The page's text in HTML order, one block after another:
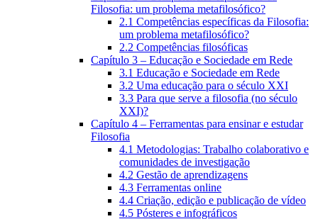
Filosofia: um problema metafilosófico?
2.1 Competências específicas da Filosofia:
um problema metafilosófico?
2.2 Competências filosóficas
Capítulo 3 – Educação e Sociedade em Rede
3.1 Educação e Sociedade em Rede
3.2 Uma educação para o século XXI
3.3 Para que serve a filosofia (no século
XXI)?
Capítulo 4 – Ferramentas para ensinar e estudar
Filosofia
4.1 Metodologias: Trabalho colaborativo e
comunidades de investigação
4.2 Gestão de aprendizagens
4.3 Ferramentas online
4.4 Criação, edição e publicação de vídeo
4.5 Pósteres e infográficos